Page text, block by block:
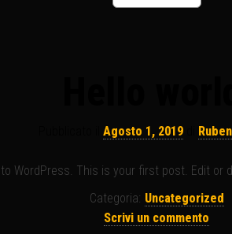
Agosto 1, 2019
WordPress. This is your first post. Edit or
Categoria: Uncategorized
Scrivi un commento